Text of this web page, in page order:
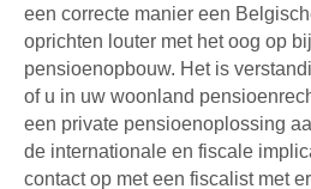
een correcte manier een
oprichten louter met het oog op
pensioenopbouw. Het is
of u in uw woonland
een private pensioenoplossing
de internationale en fiscale
contact op met een fiscalist met